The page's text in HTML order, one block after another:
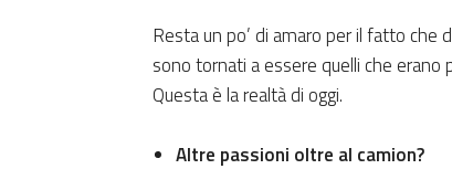
Resta un po’ di amaro per il fatto che
sono tornati a essere quelli che
Questa è la realtà di oggi.
Altre passioni oltre al camion?